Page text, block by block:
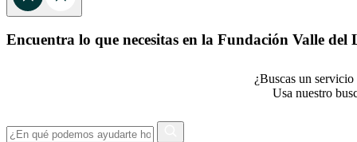
Encuentra lo que necesitas en la Fundación Valle del
¿Buscas un
Usa nuestro